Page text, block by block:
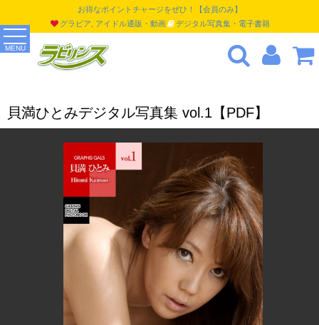
MENU
お得なポイントチャージをぜひ！【会員のみ】
グラビア, アイドル通販・動画
デジタル写真集・電子書籍
貝満ひとみデジタル写真集 vol.1【PDF】